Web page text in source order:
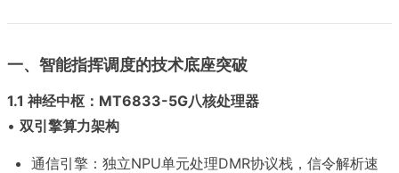
一、智能指挥调度的技术底座突破
1.1 神经中枢：MT6833-5G八核处理器
• 双引擎算力架构
通信引擎：独立NPU单元处理DMR协议栈，信令解析速